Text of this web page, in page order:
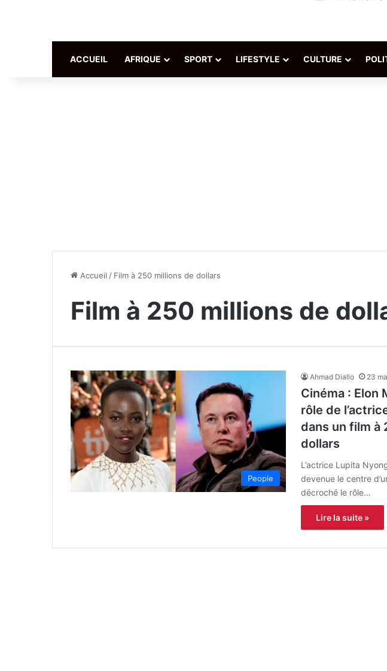
ACCUEIL AFRIQUE SPORT LIFESTYLE CULTURE
Accueil / Film à 250 millions de dollars
Film à 250 millions de
People
Ahmad Diallo 23
Cinéma : Elon
rôle de
dans un film à
dollars
L’actrice Lupita
devenue le centre
décroché le rôle…
Lire la suite »